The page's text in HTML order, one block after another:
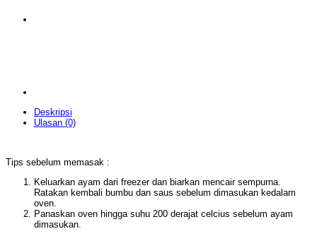
Deskripsi
Ulasan (0)
Tips sebelum memasak :
Keluarkan ayam dari freezer dan biarkan mencair sempurna.
Ratakan kembali bumbu dan saus sebelum dimasukan kedalam
oven.
Panaskan oven hingga suhu 200 derajat celcius sebelum ayam
dimasukan.